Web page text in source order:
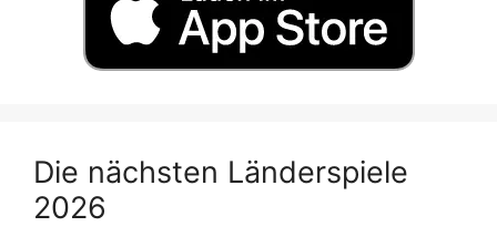
Die nächsten Länderspiele
2026